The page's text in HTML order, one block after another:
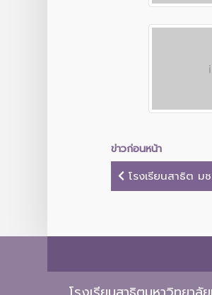
ข่าวก่อนหน้า
โรงเรียนสาธิต ม